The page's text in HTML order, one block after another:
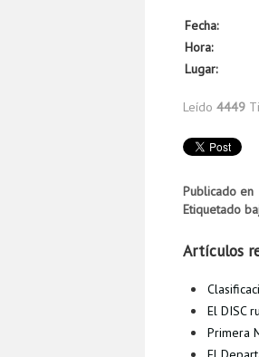
Fecha:
Hora:
Lugar:
Leído 4449
Publicado en
Etiquetado
Artículos
El DISC
Primera